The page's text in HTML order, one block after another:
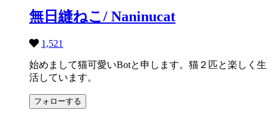
無日縫ねこ/ Naninucat
1,521
始めまして猫可愛いBotと申します。猫２匹と楽しく生
活しています。
フォローする